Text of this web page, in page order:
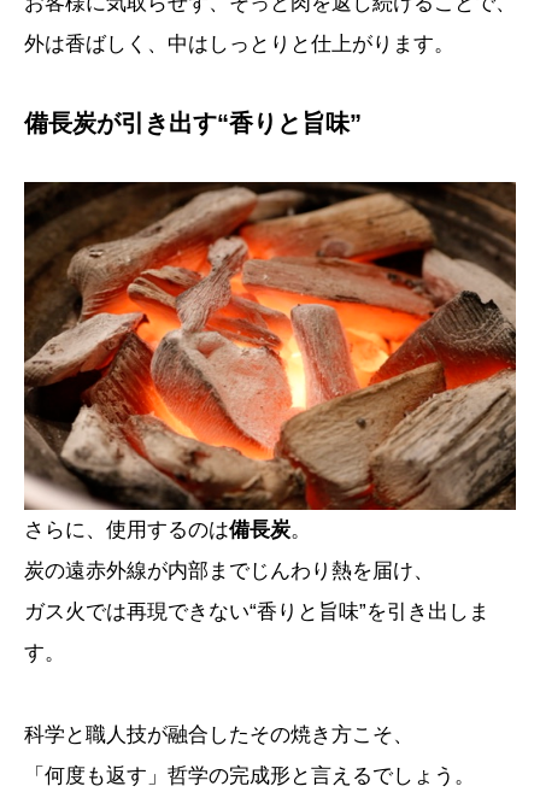
外は香ばしく、中はしっとりと仕上がります。
備長炭が引き出す“香りと旨味”
さらに、使用するのは備長炭。
炭の遠赤外線が内部までじんわり熱を届け、
ガス火では再現できない“香りと旨味”を引き出しま
す。
科学と職人技が融合したその焼き方こそ、
「何度も返す」哲学の完成形と言えるでしょう。